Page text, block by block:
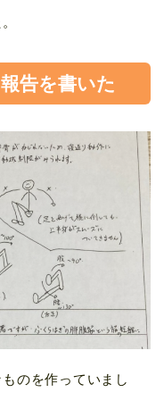
告を書いた
のを作っていまし